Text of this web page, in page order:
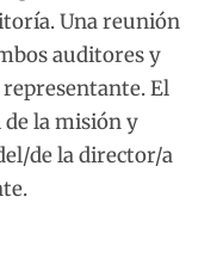
Una reunión
auditores y
El
la misión y
de la director/a